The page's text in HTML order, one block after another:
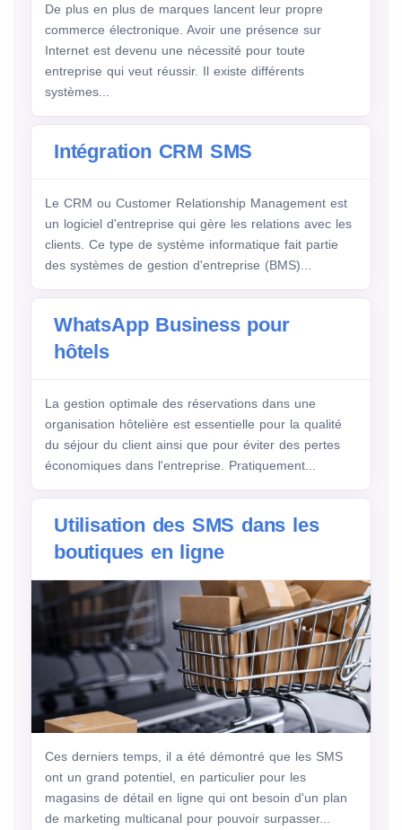
De plus en plus de marques lancent leur propre
commerce électronique. Avoir une présence sur
Internet est devenu une nécessité pour toute
entreprise qui veut réussir. Il existe différents
systèmes...
Intégration CRM SMS
Le CRM ou Customer Relationship Management est
un logiciel d'entreprise qui gère les relations avec les
clients. Ce type de système informatique fait partie
des systèmes de gestion d'entreprise (BMS)...
WhatsApp Business pour
hôtels
La gestion optimale des réservations dans une
organisation hôtelière est essentielle pour la qualité
du séjour du client ainsi que pour éviter des pertes
économiques dans l'entreprise. Pratiquement...
Utilisation des SMS dans les
boutiques en ligne
Ces derniers temps, il a été démontré que les SMS
ont un grand potentiel, en particulier pour les
magasins de détail en ligne qui ont besoin d'un plan
de marketing multicanal pour pouvoir surpasser...